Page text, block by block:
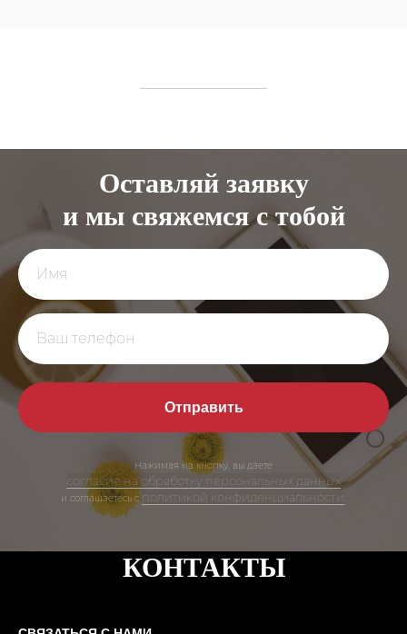
Оставляй заявку
и мы свяжемся с тобой
Отправить
Нажимая на кнопку, вы даете
согласие на обработку персональных данных
и соглашаетесь cполитикой конфиденциальности
КОНТАКТЫ